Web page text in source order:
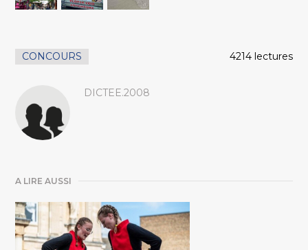
CONCOURS 4214 lectures
DICTEE.2008
A LIRE AUSSI